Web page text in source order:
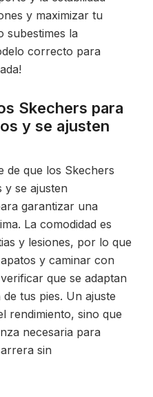
y maximizar tu
subestimes la
correcto para
Skechers para
y se ajusten
de que los Skechers
se ajusten
garantizar una
La comodidad es
y lesiones, por lo que
y caminar con
que se adaptan
tus pies. Un ajuste
rendimiento, sino que
necesaria para
sin